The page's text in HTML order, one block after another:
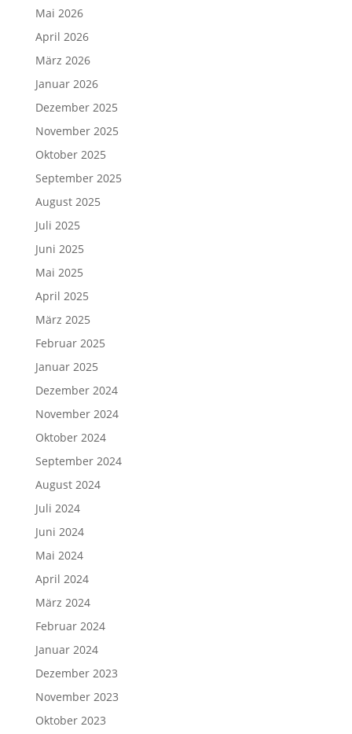
Mai 2026
April 2026
März 2026
Januar 2026
Dezember 2025
November 2025
Oktober 2025
September 2025
August 2025
Juli 2025
Juni 2025
Mai 2025
April 2025
März 2025
Februar 2025
Januar 2025
Dezember 2024
November 2024
Oktober 2024
September 2024
August 2024
Juli 2024
Juni 2024
Mai 2024
April 2024
März 2024
Februar 2024
Januar 2024
Dezember 2023
November 2023
Oktober 2023